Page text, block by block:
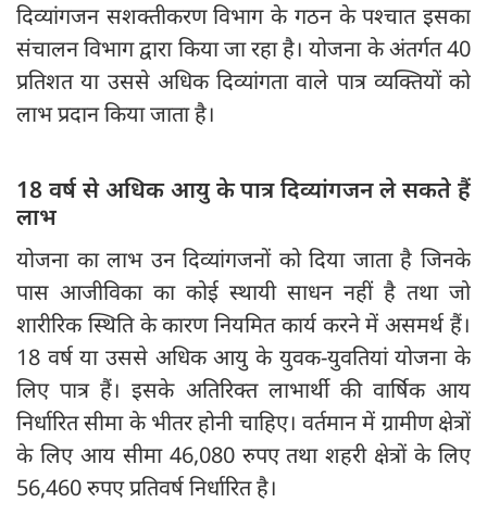
दिव्यांगजन सशक्तीकरण विभाग के गठन के पश्चात इसका
संचालन विभाग द्वारा किया जा रहा है। योजना के अंतर्गत 40
प्रतिशत या उससे अधिक दिव्यांगता वाले पात्र व्यक्तियों को
लाभ प्रदान किया जाता है।
18 वर्ष से अधिक आयु के पात्र दिव्यांगजन ले सकते हैं
लाभ
योजना का लाभ उन दिव्यांगजनों को दिया जाता है जिनके
पास आजीविका का कोई स्थायी साधन नहीं है तथा जो
शारीरिक स्थिति के कारण नियमित कार्य करने में असमर्थ हैं।
18 वर्ष या उससे अधिक आयु के युवक-युवतियां योजना के
लिए पात्र हैं। इसके अतिरिक्त लाभार्थी की वार्षिक आय
निर्धारित सीमा के भीतर होनी चाहिए। वर्तमान में ग्रामीण क्षेत्रों
के लिए आय सीमा 46,080 रुपए तथा शहरी क्षेत्रों के लिए
56,460 रुपए प्रतिवर्ष निर्धारित है।